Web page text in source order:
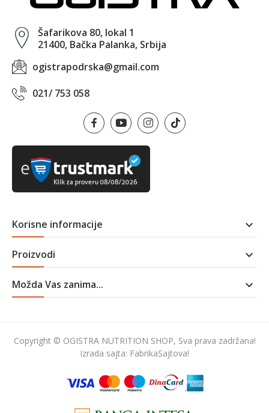
Šafarikova 80, lokal 1
21400, Bačka Palanka, Srbija
ogistrapodrska@gmail.com
021/ 753 058
Korisne informacije 
Proizvodi 
Možda Vas zanima... 
Copyright © OGISTRA NUTRITION SHOP, Sva prava zadržana!
Izrada sajta: FabrikaSajtova!